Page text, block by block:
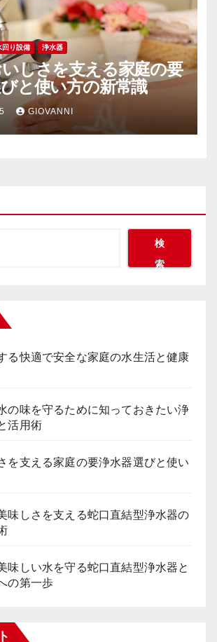
回り設備 浄水器
しさを支える家庭の要
と使い方の新常識
GIOVANNI
検
索
る快適で安全な家庭の水生活と健康
の味を守るために知っておきたい浄
活用術
を支える家庭の要浄水器選びと使い
味しさを支える蛇口直結型浄水器の
味しい水を守る蛇口直結型浄水器と
の第一歩